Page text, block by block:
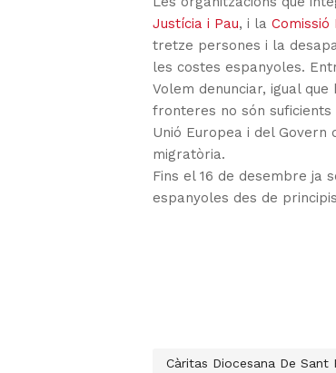
Justícia i Pau, i laComissió
tretze persones i la
les costes espanyoles.
Volem denunciar, igual
fronteres no són
Unió Europea i del
migratòria.
Fins el 16 de desembre ja
espanyoles des de
Càritas Diocesana De